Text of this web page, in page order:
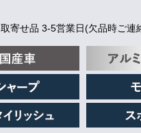
取寄せ品 3-5営業日(欠品時ご連